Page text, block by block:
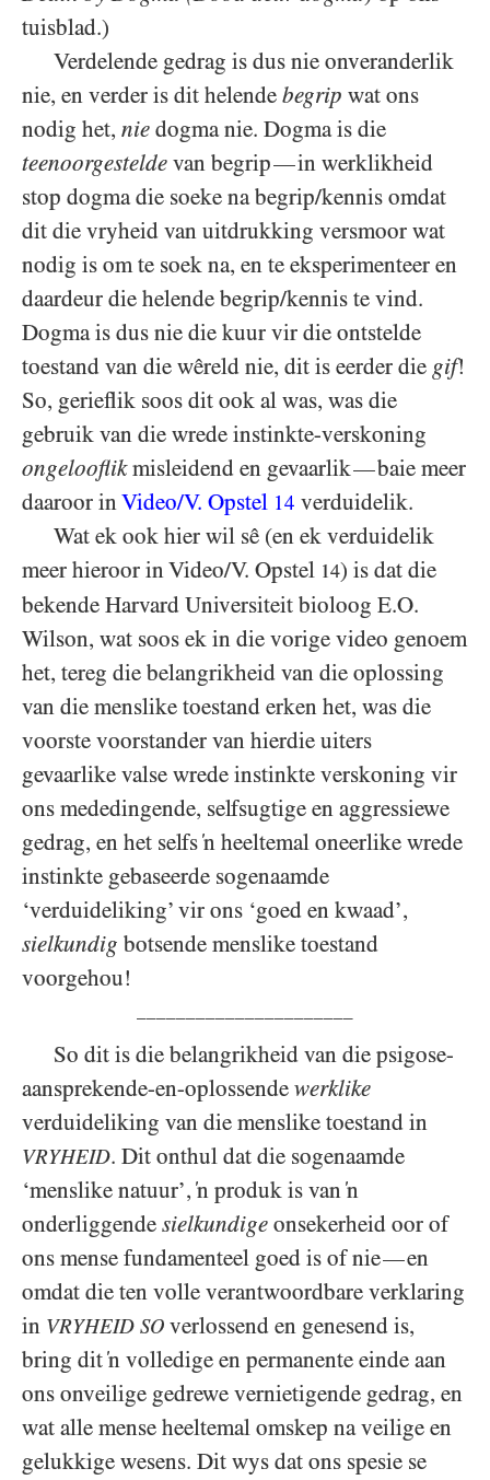
tuisblad.)
Verdelende gedrag is dus nie onveranderlik
nie, en verder is dit helende begrip wat ons
nodig het, nie dogma nie. Dogma is die
teenoorgestelde van begrip—in werklikheid
stop dogma die soeke na begrip/​kennis omdat
dit die vryheid van uitdrukking versmoor wat
nodig is om te soek na, en te eksperimenteer en
daardeur die helende begrip/​kennis te vind.
Dogma is dus nie die kuur vir die ontstelde
toestand van die wêreld nie, dit is eerder die gif!
So, gerieflik soos dit ook al was, was die
gebruik van die wrede instinkte-verskoning
ongelooflikmisleidend en gevaarlik—baie meer
daaroor in Video/​V. Opstel 14 verduidelik.
Wat ek ook hier wil sê (en ek verduidelik
meer hieroor in Video/​V. Opstel 14) is dat die
bekende Harvard Universiteit bioloog E.O.
Wilson, wat soos ek in die vorige video genoem
het, tereg die belangrikheid van die oplossing
van die menslike toestand erken het, was die
voorste voorstander van hierdie uiters
gevaarlike valse wrede instinkte verskoning vir
ons mededingende, selfsugtige en aggressiewe
gedrag, en het selfs ‘n heeltemal oneerlike wrede
instinkte gebaseerde sogenaamde
‘verduideliking’ vir ons ‘goed en kwaad’,
sielkundig botsende menslike toestand
voorgehou!
So dit is die belangrikheid van die psigose-
aansprekende-en-oplossende werklike
verduideliking van die menslike toestand in
VRYHEID. Dit onthul dat die sogenaamde
‘menslike natuur’, ‘n produk is van ‘n
onderliggende sielkundige onsekerheid oor of
ons mense fundamenteel goed is of nie—en
omdat die ten volle verantwoordbare verklaring
in VRYHEID SO verlossend en genesend is,
bring dit ‘n volledige en permanente einde aan
ons onveilige gedrewe vernietigende gedrag, en
wat alle mense heeltemal omskep na veilige en
gelukkige wesens. Dit wys dat ons spesie se